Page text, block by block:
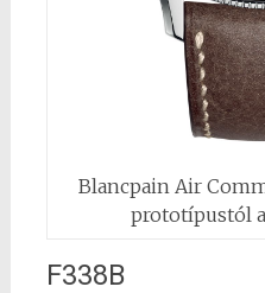
Blancpain Air
prototípustól
F338B